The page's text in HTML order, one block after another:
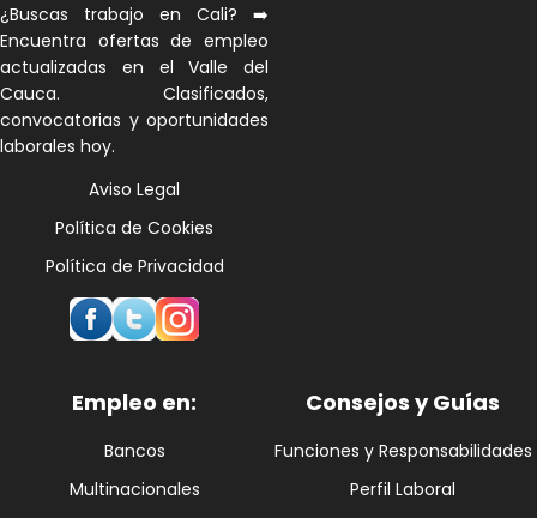
¿Buscas trabajo en Cali? ➡️
Encuentra ofertas de empleo
actualizadas en el Valle del
Cauca. Clasificados,
convocatorias y oportunidades
laborales hoy.
Aviso Legal
Política de Cookies
Política de Privacidad
Empleo en:
Bancos
Multinacionales
Consejos y Guías
Funciones y Responsabilidades
Perfil Laboral